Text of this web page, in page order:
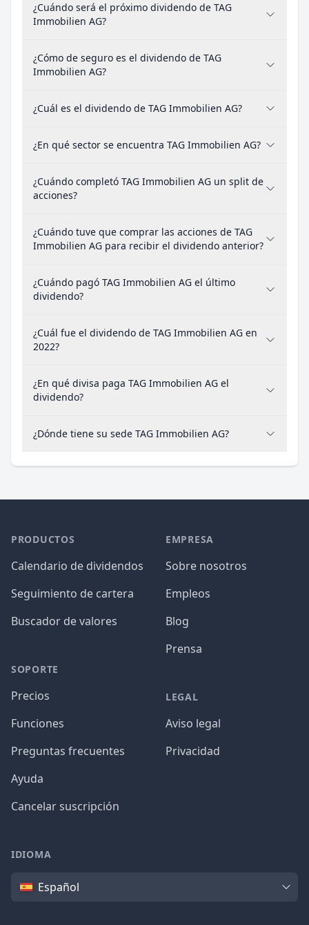
¿Cuándo será el próximo dividendo de TAG
Immobilien AG?
¿Cómo de seguro es el dividendo de TAG
Immobilien AG?
¿Cuál es el dividendo de TAG Immobilien AG?
¿En qué sector se encuentra TAG Immobilien AG?
¿Cuándo completó TAG Immobilien AG un split de
acciones?
¿Cuándo tuve que comprar las acciones de TAG
Immobilien AG para recibir el dividendo anterior?
¿Cuándo pagó TAG Immobilien AG el último
dividendo?
¿Cuál fue el dividendo de TAG Immobilien AG en
2022?
¿En qué divisa paga TAG Immobilien AG el
dividendo?
¿Dónde tiene su sede TAG Immobilien AG?
PRODUCTOS
Calendario de dividendos
Seguimiento de cartera
Buscador de valores
SOPORTE
Precios
Funciones
Preguntas frecuentes
Ayuda
Cancelar suscripción
EMPRESA
Sobre nosotros
Empleos
Blog
Prensa
LEGAL
Aviso legal
Privacidad
IDIOMA
IdiomaEspañol